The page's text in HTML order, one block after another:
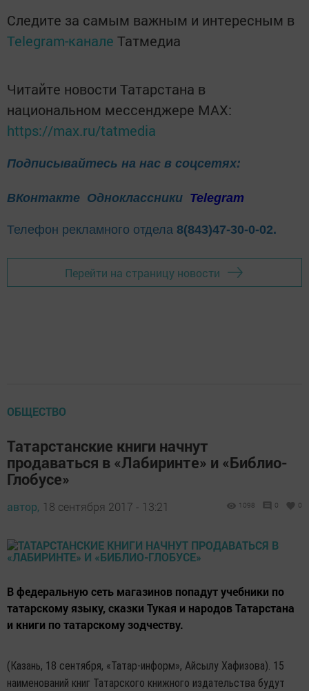
Следите за самым важным и интересным в
Telegram-канале Татмедиа
Читайте новости Татарстана в
национальном мессенджере MАХ:
https://max.ru/tatmedia
Подписывайтесь на нас в соцсетях:
ВКонтакте Одноклассники Telegram
Телефон рекламного отдела 8(843)47-30-0-02.
Перейти на страницу новости
ОБЩЕСТВО
Татарстанские книги начнут
продаваться в «Лабиринте» и «Библио-
Глобусе»
автор, 18 сентября 2017 - 13:21 1098 0 0
В федеральную сеть магазинов попадут учебники по
татарскому языку, сказки Тукая и народов Татарстана
и книги по татарскому зодчеству.
(Казань, 18 сентября, «Татар-информ», Айсылу Хафизова). 15
наименований книг Татарского книжного издательства будут